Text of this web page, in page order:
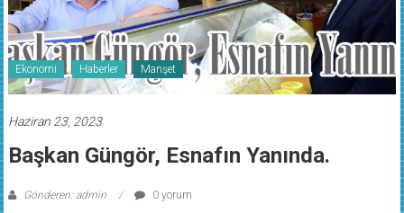
Ekonomi Haberler Manşet
Haziran 23, 2023
Başkan Güngör, Esnafın Yanında.
Gönderen: admin 0 yorum